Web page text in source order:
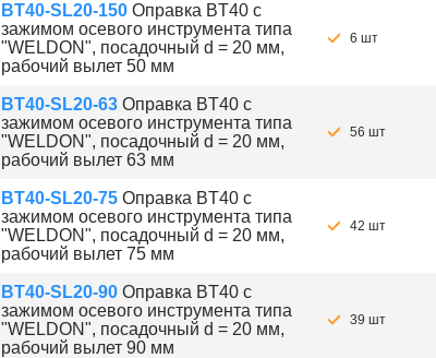
BT40-SL20-150 Оправка BT40 с
зажимом осевого инструмента типа
"WELDON", посадочный d = 20 мм,
рабочий вылет 50 мм
6 шт
BT40-SL20-63 Оправка BT40 с
зажимом осевого инструмента типа
"WELDON", посадочный d = 20 мм,
рабочий вылет 63 мм
56 шт
BT40-SL20-75 Оправка BT40 с
зажимом осевого инструмента типа
"WELDON", посадочный d = 20 мм,
рабочий вылет 75 мм
42 шт
BT40-SL20-90 Оправка BT40 с
зажимом осевого инструмента типа
"WELDON", посадочный d = 20 мм,
рабочий вылет 90 мм
39 шт